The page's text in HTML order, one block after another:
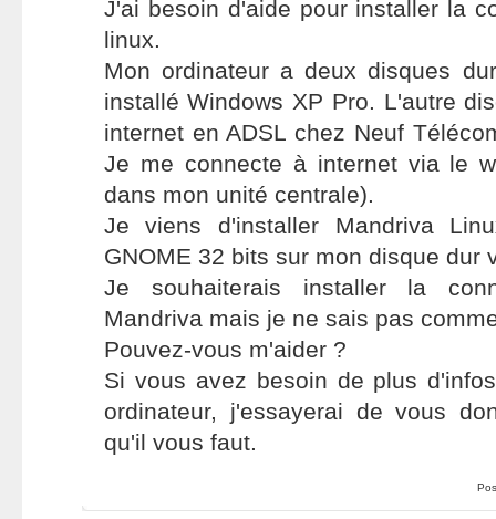
J'ai besoin d'aide pour installer la
linux.
Mon ordinateur a deux disques
installé Windows XP Pro. L'autre
internet en ADSL chez Neuf
Je me connecte à internet via le
dans mon unité centrale).
Je viens d'installer Mandriva
GNOME 32 bits sur mon disque dur
Je souhaiterais installer la
Mandriva mais je ne sais pas
Pouvez-vous m'aider ?
Si vous avez besoin de plus
ordinateur, j'essayerai de vous
qu'il vous faut.